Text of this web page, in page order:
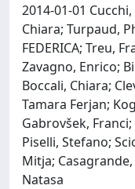
2014-01-01
Chiara; Turpaud,
FEDERICA; Treu,
Zavagno, Enrico;
Boccali, Chiara;
Tamara Ferjan;
Gabrovšek,
Piselli, Stefano;
Mitja;
Natasa